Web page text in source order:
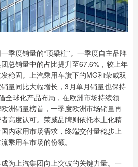
季度销量的“顶梁柱”。一季度自主品牌
总销量中的占比提升至67.6%，较上年
稳固。上汽乘用车旗下的MG和荣威双
量同比大幅增长，3月单月销量也保持
全球化产品布局，在欧洲市场持续领
洲销量榜首，一季度欧洲市场销量再
高度认可。荣威品牌则依托本土化精
内家用市场需求，终端交付量稳步上
乘用车市场的份额。
为上汽集团向上突破的关键力量。一